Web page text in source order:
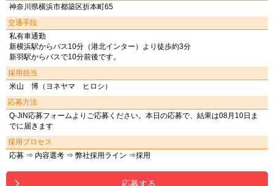
神奈川県横浜市都築区折本町65
交通手段
私有車通勤
新横浜駅からバス10分（港北インター）より徒歩約3分
新羽駅からバスで10分前後です。
採用担当
米山 博（ヨネヤマ ヒロシ）
応募方法
Q-JiN応募フォームよりご応募ください。本日の応募で、結果は08月10日ま
でに届きます
採用プロセス
応募 ⇒ 内容選考 ⇒ 弊社採用ライン ⇒採用
応募する